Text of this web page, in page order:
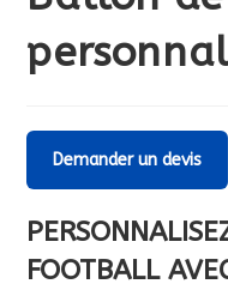
Demander un devis
FOOTBALL